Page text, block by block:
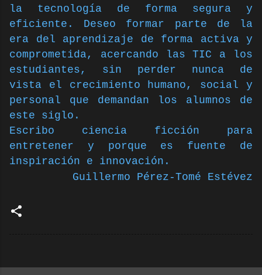
la tecnología de forma segura y
eficiente. Deseo formar parte de la
era del aprendizaje de forma activa y
comprometida, acercando las TIC a los
estudiantes, sin perder nunca de
vista el crecimiento humano, social y
personal que demandan los alumnos de
este siglo.
Escribo ciencia ficción para
entretener y porque es fuente de
inspiración e innovación.
Guillermo Pérez-Tomé Estévez